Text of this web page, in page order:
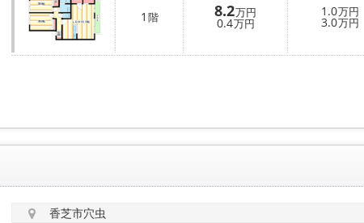
1 階 8.2万円
0.4万円
1.0万円
3.0万円
香芝市穴虫